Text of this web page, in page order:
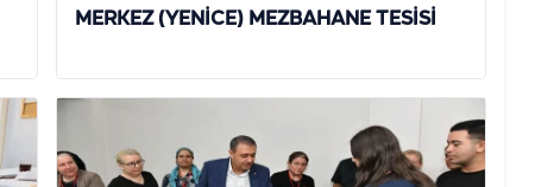
MERKEZ (YENİCE) MEZBAHANE TESİSİ